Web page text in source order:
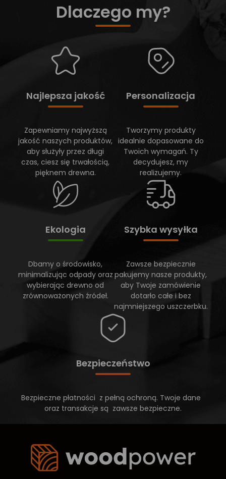
Dlaczego my?
Najlepsza jakość
Zapewniamy najwyższą
jakość naszych produktów,
aby służyły przez długi
czas, ciesz się trwałością,
pięknem drewna.
Personalizacja
Tworzymy produkty
idealnie dopasowane do
Twoich wymagań. Ty
decydujesz, my
realizujemy.
Ekologia
Dbamy o środowisko,
minimalizując odpady oraz
wybierając drewno od
zrównoważonych źródeł.
Szybka wysyłka
Zawsze bezpiecznie
pakujemy nasze produkty,
aby Twoje zamówienie
dotarło całe i bez
najmniejszego uszczerbku.
Bezpieczeństwo
Bezpieczne płatności z pełną ochroną. Twoje dane
oraz transakcje są zawsze bezpieczne.